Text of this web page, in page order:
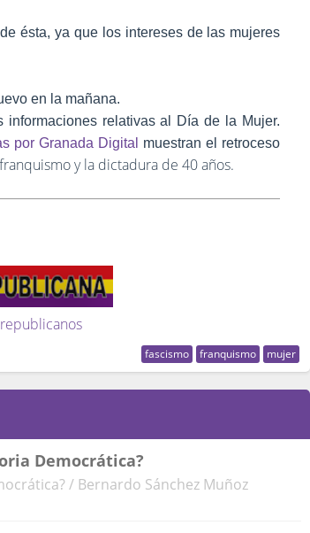
ésta, ya que los intereses de las mujeres
en la mañana.
relativas al Día de la Mujer.
por Granada Digital
muestran el retroceso
y la dictadura de 40 años.
fascismo franquismo mujer
Democrática?
/ Bernardo Sánchez Muñoz